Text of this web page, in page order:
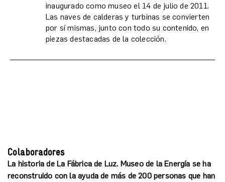
inaugurado como museo el 14 de julio de 2011.
Las naves de calderas y turbinas se convierten
por sí mismas, junto con todo su contenido, en
piezas destacadas de la colección.
Colaboradores
La historia de La Fábrica de Luz. Museo de la Energía se ha
reconstruido con la ayuda de más de 200 personas que han